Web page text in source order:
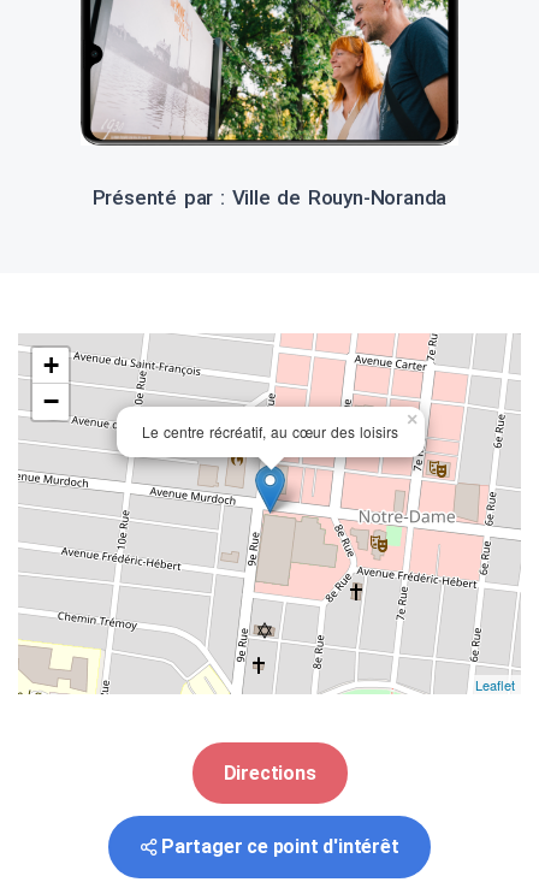
Présenté par : Ville de Rouyn-Noranda
Le centre récréatif, au cœur des loisirs
×
+
−
Leaflet
Directions
Partager ce point d'intérêt